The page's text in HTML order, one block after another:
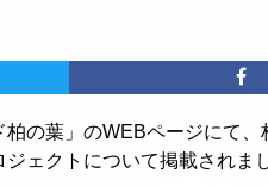
柏の葉」のWEBページにて
ェクトについて掲載されま